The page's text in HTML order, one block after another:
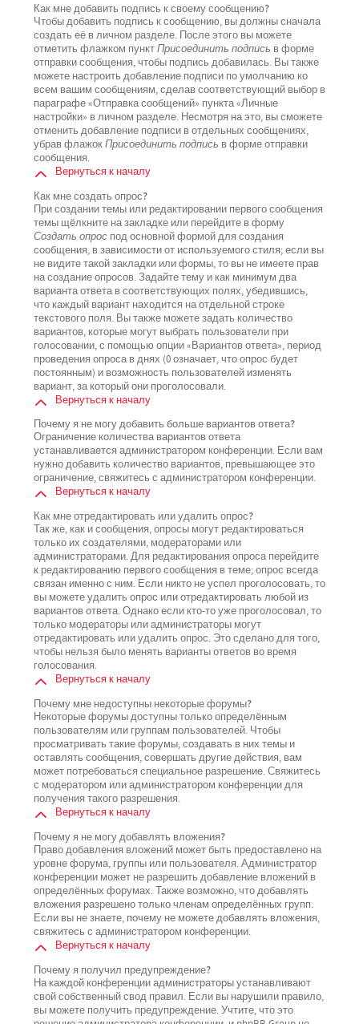
Как мне добавить подпись к своему сообщению?
Чтобы добавить подпись к сообщению, вы должны сначала
создать её в личном разделе. После этого вы можете
отметить флажком пунктПрисоединить подпись в форме
отправки сообщения, чтобы подпись добавилась. Вы также
можете настроить добавление подписи по умолчанию ко
всем вашим сообщениям, сделав соответствующий выбор в
параграфе «Отправка сообщений» пункта «Личные
настройки» в личном разделе. Несмотря на это, вы сможете
отменить добавление подписи в отдельных сообщениях,
убрав флажокПрисоединить подпись в форме отправки
сообщения.
Вернуться к началу
Как мне создать опрос?
При создании темы или редактировании первого сообщения
темы щёлкните на закладке или перейдите в форму
Создать опроспод основной формой для создания
сообщения, в зависимости от используемого стиля; если вы
не видите такой закладки или формы, то вы не имеете прав
на создание опросов. Задайте тему и как минимум два
варианта ответа в соответствующих полях, убедившись,
что каждый вариант находится на отдельной строке
текстового поля. Вы также можете задать количество
вариантов, которые могут выбрать пользователи при
голосовании, с помощью опции «Вариантов ответа», период
проведения опроса в днях (0 означает, что опрос будет
постоянным) и возможность пользователей изменять
вариант, за который они проголосовали.
Вернуться к началу
Почему я не могу добавить больше вариантов ответа?
Ограничение количества вариантов ответа
устанавливается администратором конференции. Если вам
нужно добавить количество вариантов, превышающее это
ограничение, свяжитесь с администратором конференции.
Вернуться к началу
Как мне отредактировать или удалить опрос?
Так же, как и сообщения, опросы могут редактироваться
только их создателями, модераторами или
администраторами. Для редактирования опроса перейдите
к редактированию первого сообщения в теме; опрос всегда
связан именно с ним. Если никто не успел проголосовать, то
вы можете удалить опрос или отредактировать любой из
вариантов ответа. Однако если кто-то уже проголосовал, то
только модераторы или администраторы могут
отредактировать или удалить опрос. Это сделано для того,
чтобы нельзя было менять варианты ответов во время
голосования.
Вернуться к началу
Почему мне недоступны некоторые форумы?
Некоторые форумы доступны только определённым
пользователям или группам пользователей. Чтобы
просматривать такие форумы, создавать в них темы и
оставлять сообщения, совершать другие действия, вам
может потребоваться специальное разрешение. Свяжитесь
с модератором или администратором конференции для
получения такого разрешения.
Вернуться к началу
Почему я не могу добавлять вложения?
Право добавления вложений может быть предоставлено на
уровне форума, группы или пользователя. Администратор
конференции может не разрешить добавление вложений в
определённых форумах. Также возможно, что добавлять
вложения разрешено только членам определённых групп.
Если вы не знаете, почему не можете добавлять вложения,
свяжитесь с администратором конференции.
Вернуться к началу
Почему я получил предупреждение?
На каждой конференции администраторы устанавливают
свой собственный свод правил. Если вы нарушили правило,
вы можете получить предупреждение. Учтите, что это